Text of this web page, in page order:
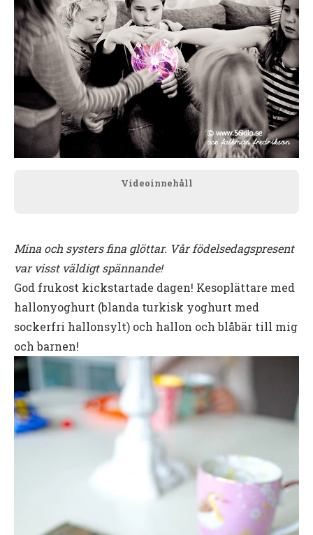
Videoinnehåll
Mina och systers fina glöttar. Vår födelsedagspresent
var visst väldigt spännande!
God frukost kickstartade dagen! Kesoplättare med
hallonyoghurt (blanda turkisk yoghurt med
sockerfri hallonsylt) och hallon och blåbär till mig
och barnen!